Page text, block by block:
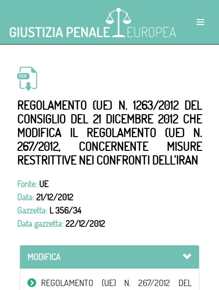
REGOLAMENTO (UE) N. 1263/2012 DEL
CONSIGLIO DEL 21 DICEMBRE 2012 CHE
MODIFICA IL REGOLAMENTO (UE) N.
267/2012, CONCERNENTE MISURE
RESTRITTIVE NEI CONFRONTI DELL’IRAN
Fonte: UE
Data:21/12/2012
Gazzetta: L 356/34
Data gazzetta:22/12/2012
MODIFICA
REGOLAMENTO (UE) N. 267/2012 DEL